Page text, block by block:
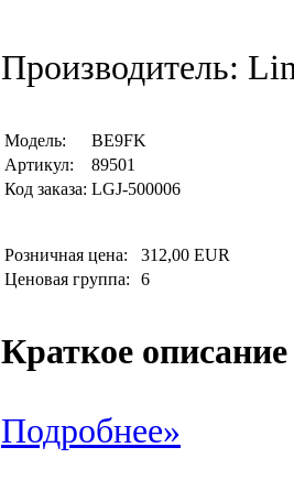
Производитель:
Модель:
BE9FK
Артикул:
89501
Код заказа: LGJ-500006
Розничная цена:
312,00 EUR
Ценовая группа:
6
Краткое описание
Подробнее»